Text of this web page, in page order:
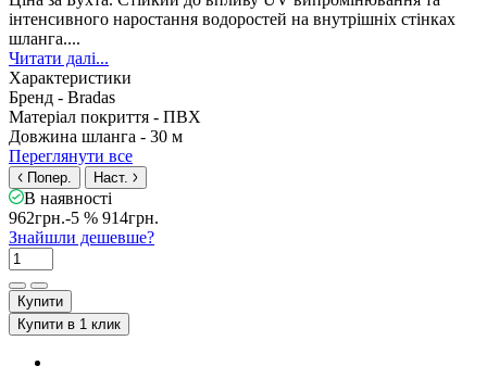
інтенсивного наростання водоростей на внутрішніх стінках
шланга....
Читати далі...
Характеристики
Бренд - Bradas
Матеріал покриття - ПВХ
Довжина шланга - 30 м
Переглянути все
Попер. Наст.
В наявності
962грн.-5 % 914грн.
Знайшли дешевше?
Купити
Купити в 1 клик